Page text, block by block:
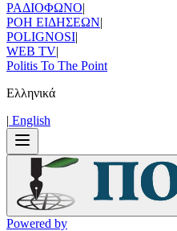
ΡΑΔΙΟΦΩΝΟ|
ΡΟΗ ΕΙΔΗΣΕΩΝ|
POLIGNOSI|
WEB TV|
Politis To The Point
Ελληνικά
| Εnglish
Powered by